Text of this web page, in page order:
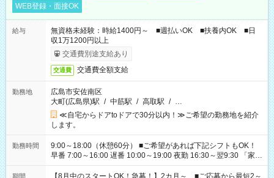
WEB登録・面接OK
給与
無資格未経験：時給1400円～ ■週払いOK ■扶養内OK ■日
収1万1200円以上
交通費別途支給あり
交通費 交通費全額支給
勤務地
広島市安佐南区
大町(広島県)駅 / 中筋駅 / 高取駅 / …
≪自宅からドアtoドアで30分以内！≫ご希望の勤務地を紹介
します。
勤務時間
9:00～18:00（休憩60分） ■ご希望があれば下記シフトもOK！
早番 7:00～16:00 遅番 10:00～19:00 夜勤 16:30～翌9:30 「家族
と休みを合わせたい」 「余裕を持って夕飯の準備がしたい」
「できれば残業はしたくない」 など、ご希望を教えてください
期間
【8月中のスタートOK！急募！】2カ月～ ■ご応募から最短2～